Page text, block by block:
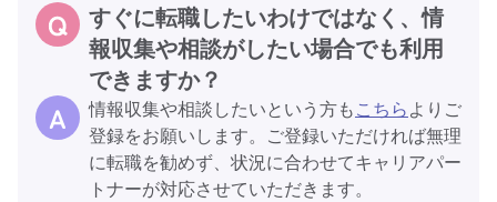
すぐに転職したいわけではなく、情
報収集や相談がしたい場合でも利用
できますか？
情報収集や相談したいという方もこちらよりご
登録をお願いします。ご登録いただければ無理
に転職を勧めず、状況に合わせてキャリアパー
トナーが対応させていただきます。